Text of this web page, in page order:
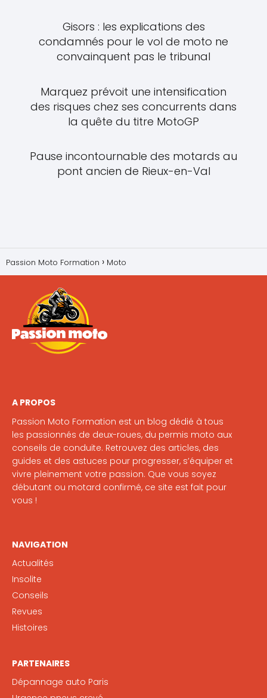
Gisors : les explications des
condamnés pour le vol de moto ne
convainquent pas le tribunal
Marquez prévoit une intensification
des risques chez ses concurrents dans
la quête du titre MotoGP
Pause incontournable des motards au
pont ancien de Rieux-en-Val
Passion Moto Formation Moto
A PROPOS
Passion Moto Formation est un blog dédié à tous
les passionnés de deux-roues, du permis moto aux
conseils de conduite. Retrouvez des articles, des
guides et des astuces pour progresser, s’équiper et
vivre pleinement votre passion. Que vous soyez
débutant ou motard confirmé, ce site est fait pour
vous !
NAVIGATION
Actualités
Insolite
Conseils
Revues
Histoires
PARTENAIRES
Dépannage auto Paris